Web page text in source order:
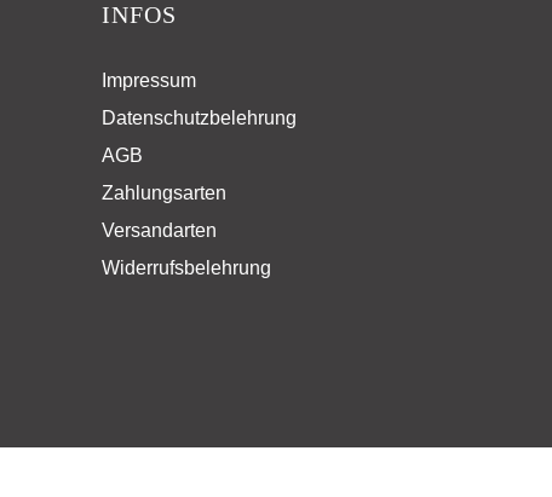
INFOS
Impressum
Datenschutzbelehrung
AGB
Zahlungsarten
Versandarten
Widerrufsbelehrung